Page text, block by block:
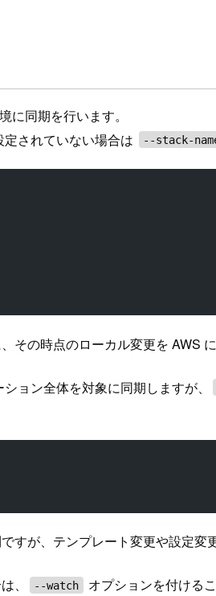
に同期を行います。
されていない場合は --stack-
その時点のローカル変更を AWS に
ョン全体を対象に同期しますが、
すが、テンプレート変更や設定変
、 --watch オプションを付ける